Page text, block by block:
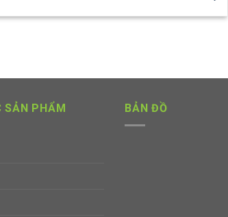
SẢN PHẨM BẢN ĐỒ